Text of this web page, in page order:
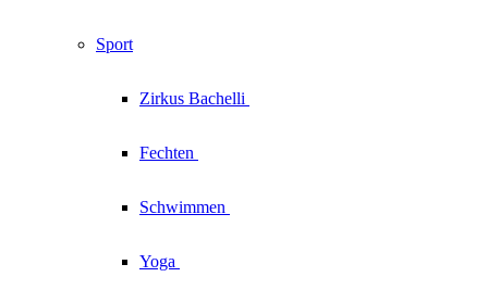
Sport
Zirkus Bachelli
Fechten
Schwimmen
Yoga